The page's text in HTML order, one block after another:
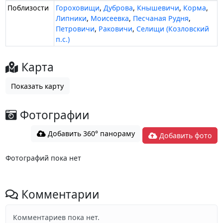
Поблизости Гороховищи,Дуброва, Кнышевичи, Корма,
Липники, Моисеевка, Песчаная Рудня,
Петровичи, Раковичи, Селищи (Козловский
п.с.)
Карта
Показать карту
Фотографии
Добавить 360° панораму Добавить фото
Фотографий пока нет
Комментарии
Комментариев пока нет.